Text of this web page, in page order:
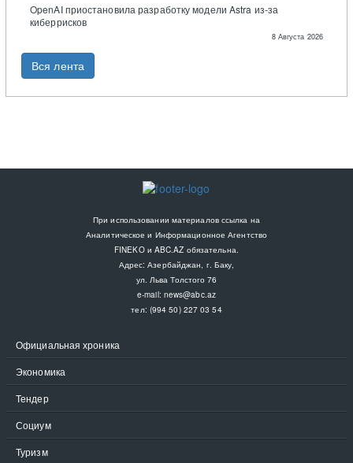
OpenAI приостановила разработку модели Astra из-за
киберрисков
8 Августа 2026
Вся лента
При использовании материалов ссылка на
Аналитическое и Информационное Агентство
FINEKO и ABC.AZ обязательна.
Адрес: Азербайджан, г. Баку,
ул. Льва Толстого 76
e-mail: news@abc.az
тел: (994 50) 227 03 54
Официальная хроника
Экономика
Тендер
Социум
Туризм